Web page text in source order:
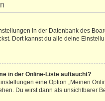
in der Datenbank des
Dort kannst du alle deine
in der Online-Liste auftaucht?
eine Option „Meinen
Du wirst dann als unsichtbarer